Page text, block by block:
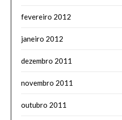
fevereiro 2012
janeiro 2012
dezembro 2011
novembro 2011
outubro 2011